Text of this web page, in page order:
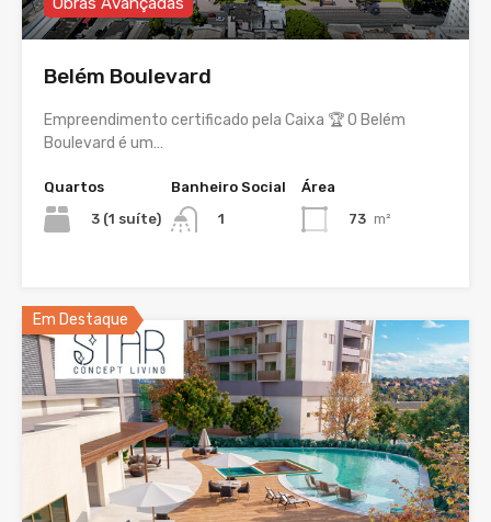
Belém Boulevard
Empreendimento certificado pela Caixa 🏆 O Belém
Boulevard é um…
Quartos
3 (1 suíte)
Banheiro Social
1
Área
73 m²
Em Destaque